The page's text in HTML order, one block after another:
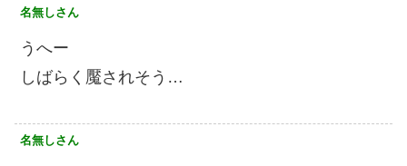
名無しさん
うへー
しばらく魘されそう…
名無しさん